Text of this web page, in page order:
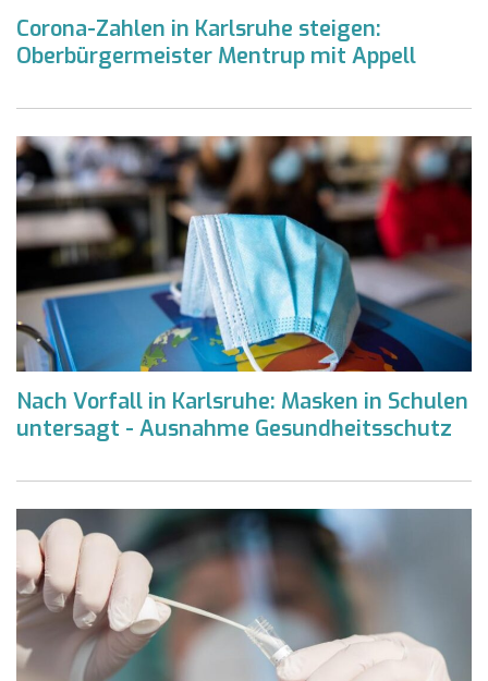
Corona-Zahlen in Karlsruhe steigen:
Oberbürgermeister Mentrup mit Appell
Nach Vorfall in Karlsruhe: Masken in Schulen
untersagt - Ausnahme Gesundheitsschutz